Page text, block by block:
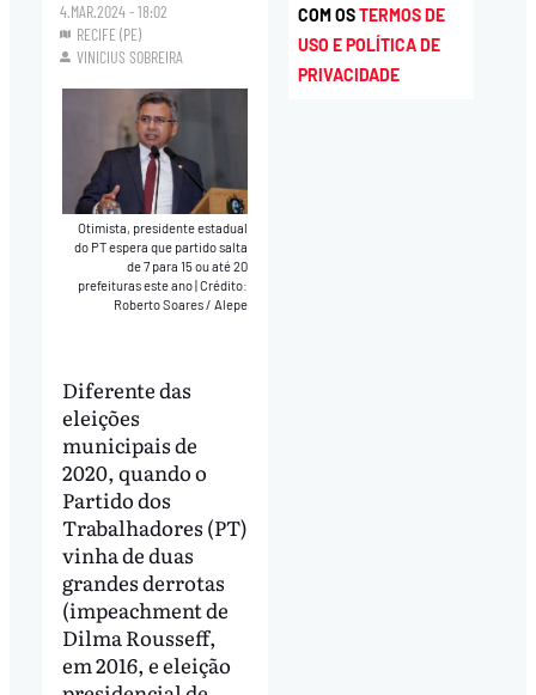
4.MAR.2024 - 18:02
RECIFE (PE)
VINICIUS SOBREIRA
Otimista, presidente estadual
do PT espera que partido salta
de 7 para 15 ou até 20
prefeituras este ano Crédito:
Roberto Soares / Alepe
Diferente das
eleições
municipais de
2020, quando o
Partido dos
Trabalhadores (PT)
vinha de duas
grandes derrotas
(impeachment de
Dilma Rousseff,
em 2016, e eleição
COM OSTERMOS DE
USO E POLÍTICA DE
PRIVACIDADE